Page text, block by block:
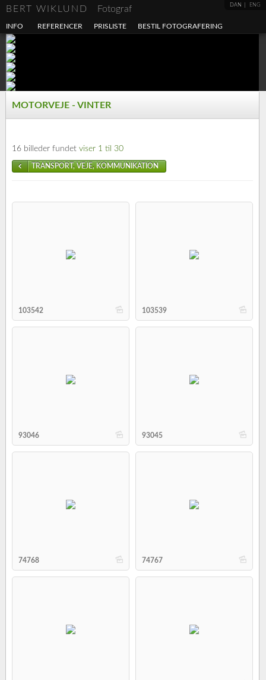
DAN ENG
BERT WIKLUND Fotograf
INFO REFERENCER PRISLISTE BESTIL FOTOGRAFERING
MOTORVEJE - VINTER
16 billeder fundet viser 1 til 30
TRANSPORT, VEJE, KOMMUNIKATION
b
103542 b
103539
b
93046 b
93045
b
74768 b
74767